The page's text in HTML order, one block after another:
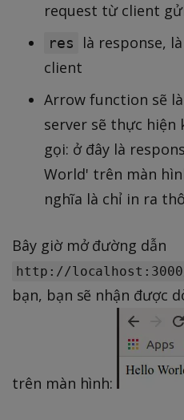
request từ client
res
là response,
client
Arrow function sẽ
server sẽ thực hiện
gọi: ở đây là
World' trên màn
nghĩa là chỉ in ra
Bây giờ mở đường dẫn
http://
bạn, bạn sẽ nhận được
trên màn hình: